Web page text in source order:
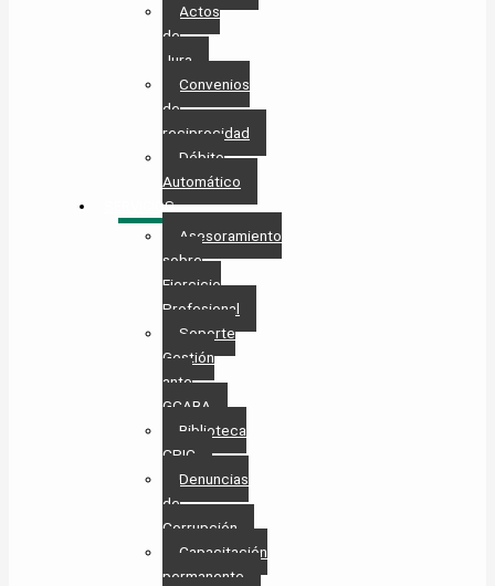
Actos
de
Jura
Convenios
de
reciprocidad
Débito
Automático
SERVICIOS
Asesoramiento
sobre
Ejercicio
Profesional
Soporte
Gestión
ante
GCABA
Biblioteca
CPIC
Denuncias
de
Corrupción
Capacitación
permanente